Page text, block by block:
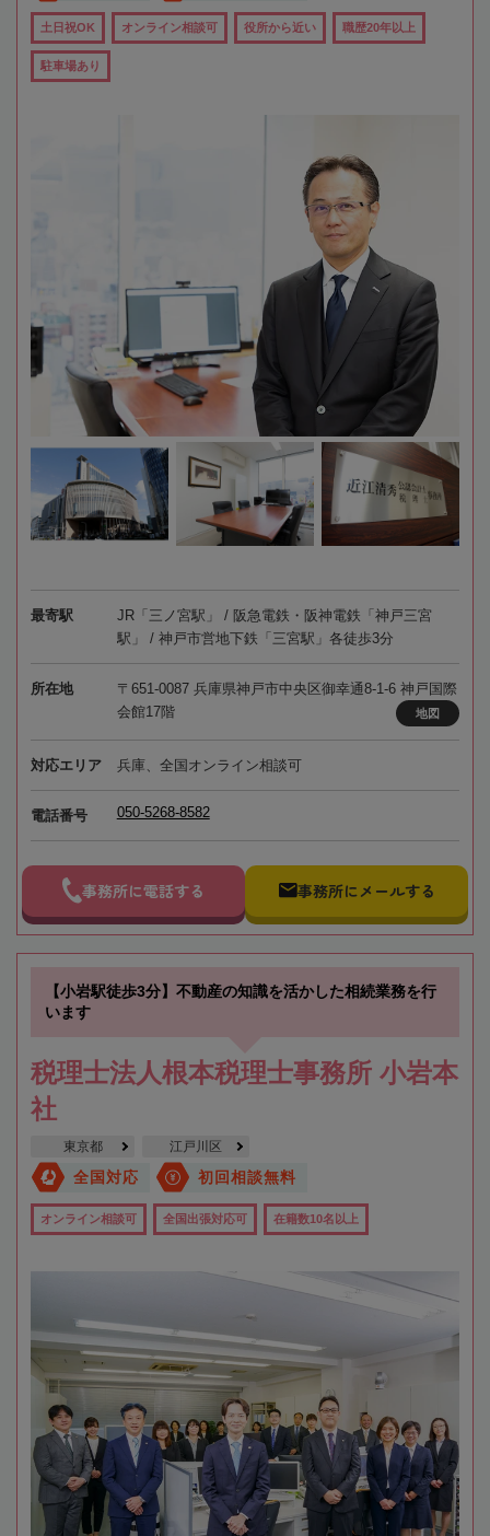
土日祝OK オンライン相談可 役所から近い 職歴20年以上
駐車場あり
最寄駅
JR「三ノ宮駅」 / 阪急電鉄・阪神電鉄「神戸三宮
駅」 / 神戸市営地下鉄「三宮駅」各徒歩3分
所在地
〒651-0087 兵庫県神戸市中央区御幸通8-1-6 神戸国際
会館17階
地図
対応エリア 兵庫、全国オンライン相談可
電話番号 050-5268-8582
事務所に電話する 事務所にメールする
【小岩駅徒歩3分】不動産の知識を活かした相続業務を行
います
税理士法人根本税理士事務所 小岩本
社
東京都 江戸川区
全国対応 初回相談無料
オンライン相談可 全国出張対応可 在籍数10名以上